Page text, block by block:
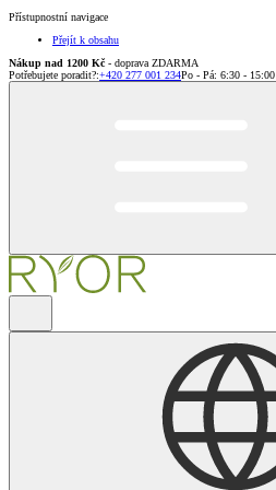
Přístupnostní navigace
Přejít k obsahu
Nákup nad 1200 Kč - doprava ZDARMA
Potřebujete poradit?:+420 277 001 234Po - Pá: 6:30 - 15:00